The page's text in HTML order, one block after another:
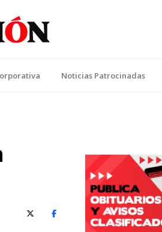
Noticias Patrocinadas
X (Twitter)Facebook